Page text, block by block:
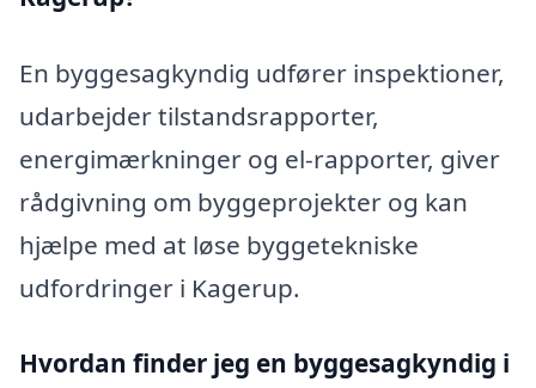
En byggesagkyndig udfører inspektioner,
udarbejder tilstandsrapporter,
energimærkninger og el-rapporter, giver
rådgivning om byggeprojekter og kan
hjælpe med at løse byggetekniske
udfordringer i Kagerup.
Hvordan finder jeg en byggesagkyndig i